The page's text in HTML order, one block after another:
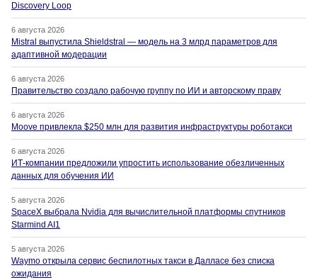
Discovery Loop
6 августа 2026
Mistral выпустила Shieldstral — модель на 3 млрд параметров для
адаптивной модерации
6 августа 2026
Правительство создало рабочую группу по ИИ и авторскому праву
6 августа 2026
Moove привлекла $250 млн для развития инфраструктуры роботакси
6 августа 2026
ИТ-компании предложили упростить использование обезличенных
данных для обучения ИИ
5 августа 2026
SpaceX выбрала Nvidia для вычислительной платформы спутников
Starmind AI1
5 августа 2026
Waymo открыла сервис беспилотных такси в Далласе без списка
ожидания